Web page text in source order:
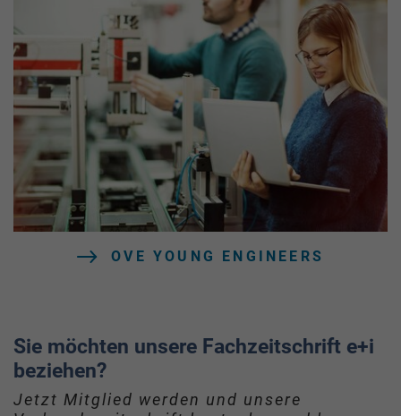
OVE YOUNG ENGINEERS
Sie möchten unsere Fachzeitschrift e+i
beziehen?
Jetzt Mitglied werden und unsere